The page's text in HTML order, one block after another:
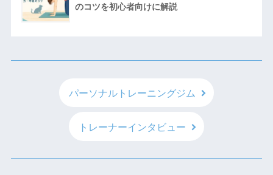
のコツを初心者向けに解説
パーソナルトレーニングジム
トレーナーインタビュー